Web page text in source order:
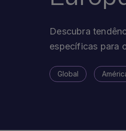
Descubra
específicas para
Global